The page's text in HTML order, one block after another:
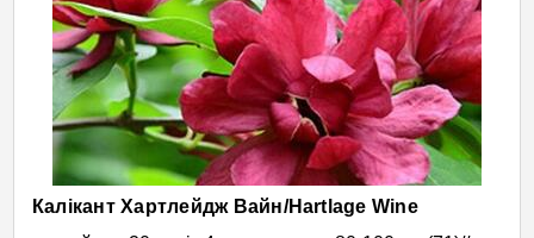
Калікант Хартлейдж Вайн/Hartlage Wine